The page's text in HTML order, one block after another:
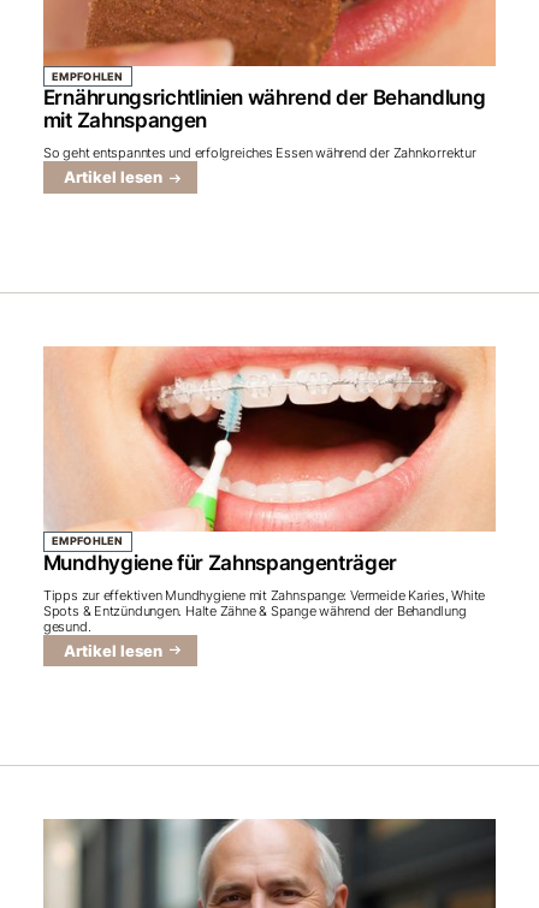
EMPFOHLEN
Ernährungsrichtlinien während der Behandlung
mit Zahnspangen
So geht entspanntes und erfolgreiches Essen während der Zahnkorrektur
Artikel lesen
EMPFOHLEN
Mundhygiene für Zahnspangenträger
Tipps zur effektiven Mundhygiene mit Zahnspange: Vermeide Karies, White
Spots & Entzündungen. Halte Zähne & Spange während der Behandlung
gesund.
Artikel lesen